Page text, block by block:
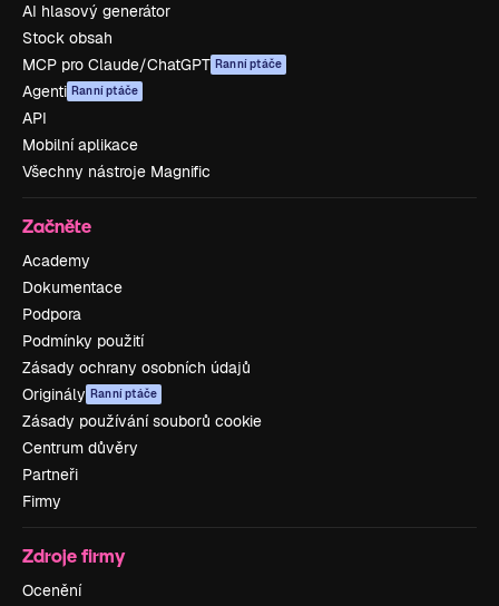
AI hlasový generátor
Stock obsah
MCP pro Claude/ChatGPT Ranní ptáče
Agenti Ranní ptáče
API
Mobilní aplikace
Všechny nástroje Magnific
Začněte
Academy
Dokumentace
Podpora
Podmínky použití
Zásady ochrany osobních údajů
Originály Ranní ptáče
Zásady používání souborů cookie
Centrum důvěry
Partneři
Firmy
Zdroje firmy
Ocenění